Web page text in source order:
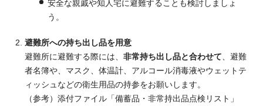
安全な親戚や知人宅に避難することも検討しましょ
う。
避難所への持ち出し品を用意
避難所に避難する際には、 非常持ち出し品と合わせて、避難
者名簿や、マスク、体温計、アルコール消毒液やウェットテ
ィッシュなどの衛生用品の持参をお願いします。
（参考）添付ファイル「備蓄品・非常持出品点検リスト」